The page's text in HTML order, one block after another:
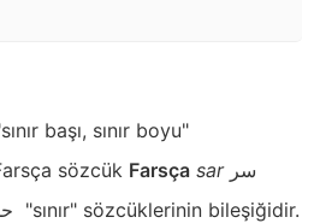
başı, sınır boyu"
sözcük Farsça sar
"sınır" sözcüklerinin bileşiğidir.